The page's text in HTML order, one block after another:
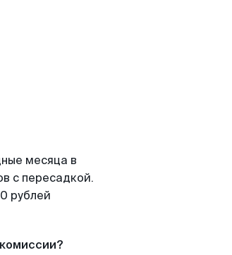
месяца в
с пересадкой.
рублей